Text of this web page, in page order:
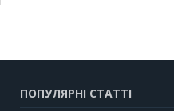
ПОПУЛЯРНІ СТАТТІ